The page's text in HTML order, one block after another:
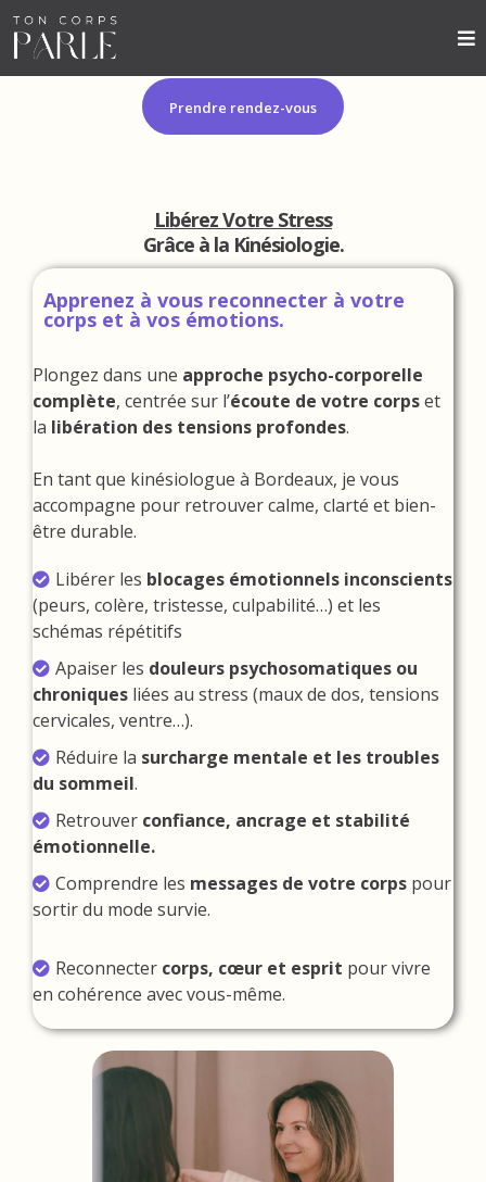
Prendre rendez-vous
Libérez Votre Stress
Grâce à la Kinésiologie.
Apprenez à vous reconnecter à votre
corps et à vos émotions.
Plongez dans une approche psycho-corporelle
complète, centrée sur l’écoute de votre corpset
la libération des tensions profondes.
En tant que kinésiologue à Bordeaux, je vous
accompagne pour retrouver calme, clarté et bien-
être durable.
Libérer les blocages émotionnels inconscients
(peurs, colère, tristesse, culpabilité…) et les
schémas répétitifs
Apaiser les douleurs psychosomatiques ou
chroniques liées au stress (maux de dos, tensions
cervicales, ventre…).
Réduire la surcharge mentale et les troubles
du sommeil.
Retrouver confiance, ancrage et stabilité
émotionnelle.
Comprendre les messages de votre corps pour
sortir du mode survie.
Reconnecter corps, cœur et esprit pour vivre
en cohérence avec vous-même.